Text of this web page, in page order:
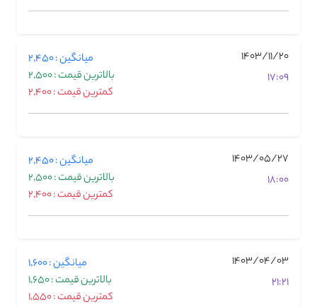
1403/11/20
17:09
میانگین : 2,450
بالاترین قیمت : 2,500
کمترین قیمت : 2,400
1403/05/27
18:00
میانگین : 2,450
بالاترین قیمت : 2,500
کمترین قیمت : 2,400
1403/04/03
21:21
میانگین : 1,600
بالاترین قیمت : 1,650
کمترین قیمت : 1,550